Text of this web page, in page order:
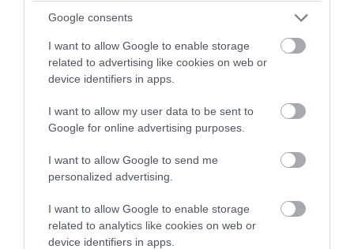
Google consents
I want to allow Google to enable storage
related to advertising like cookies on web or
device identifiers in apps.
I want to allow my user data to be sent to
Google for online advertising purposes.
I want to allow Google to send me
personalized advertising.
I want to allow Google to enable storage
related to analytics like cookies on web or
device identifiers in apps.
PRONEWS.GR /AUTO - MOTO
Οι πινακίδες που μπορεί να σας
κοστίσουν 150 ευρώ & το δίπλωμά σας
για 20 μέρες: Το λάθος που κάνουν
πολλοί οδηγοί